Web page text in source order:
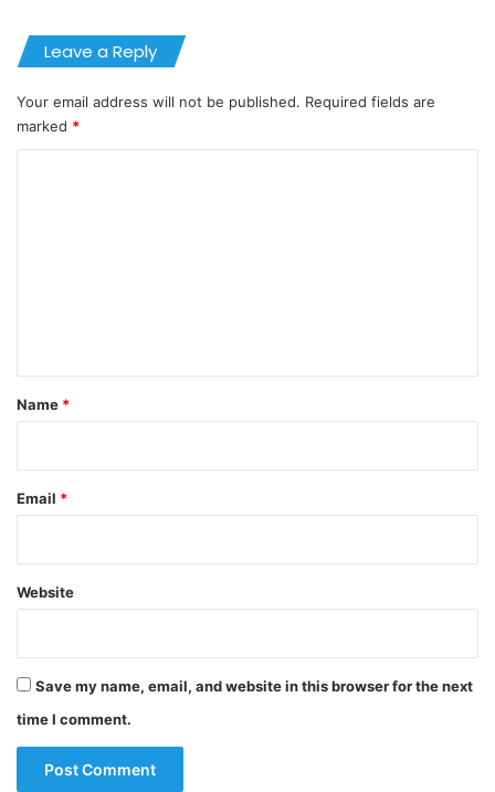
Leave a Reply
Your email address will not be published. Required fields are
marked *
*
Name *
Email *
Website
Save my name, email, and website in this browser for the next
time I comment.